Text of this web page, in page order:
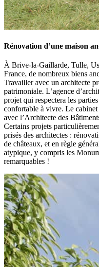
Rénovation d’une maison
À Brive-la-Gaillarde, Tulle,
France, de nombreux biens
Travailler avec un architecte
patrimoniale. L’agence
projet qui respectera les
confortable à vivre. Le cabinet
avec l’Architecte des
Certains projets
prisés des architectes :
de châteaux, et en règle
atypique, y compris les
remarquables !